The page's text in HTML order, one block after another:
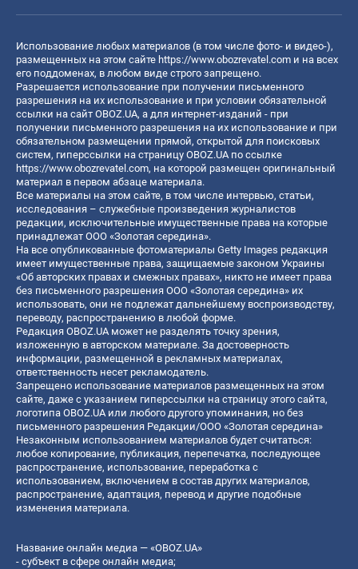
Использование любых материалов (в том числе фото- и видео-),
размещенных на этом сайте https://www.obozrevatel.com и на всех
его поддоменах, в любом виде строго запрещено.
Разрешается использование при получении письменного
разрешения на их использование и при условии обязательной
ссылки на сайт OBOZ.UA, а для интернет-изданий - при
получении письменного разрешения на их использование и при
обязательном размещении прямой, открытой для поисковых
систем, гиперссылки на страницу OBOZ.UA по ссылке
https://www.obozrevatel.com, на которой размещен оригинальный
материал в первом абзаце материала.
Все материалы на этом сайте, в том числе интервью, статьи,
исследования – служебные произведения журналистов
редакции, исключительные имущественные права на которые
принадлежат ООО «Золотая середина».
На все опубликованные фотоматериалы Getty Images редакция
имеет имущественные права, защищаемые законом Украины
«Об авторских правах и смежных правах», никто не имеет права
без письменного разрешения ООО «Золотая середина» их
использовать, они не подлежат дальнейшему воспроизводству,
переводу, распространению в любой форме.
Редакция OBOZ.UA может не разделять точку зрения,
изложенную в авторском материале. За достоверность
информации, размещенной в рекламных материалах,
ответственность несет рекламодатель.
Запрещено использование материалов размещенных на этом
сайте, даже с указанием гиперссылки на страницу этого сайта,
логотипа OBOZ.UA или любого другого упоминания, но без
письменного разрешения Редакции/ООО «Золотая середина»
Незаконным использованием материалов будет считаться:
любое копирование, публикация, перепечатка, последующее
распространение, использование, переработка с
использованием, включением в состав других материалов,
распространение, адаптация, перевод и другие подобные
изменения материала.
Название онлайн медиа — «OBOZ.UA»
- субъект в сфере онлайн медиа;